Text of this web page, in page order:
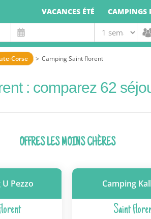
VACANCES ÉTÉ CAMPINGS
Corse Camping Saint florent
: comparez 62
OFFRES LES MOINS CHÈRES
Pezzo Camping
Saint